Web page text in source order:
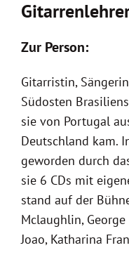
Zur Person:
Gitarristin,
Südosten
sie von Portugal
Deutschland kam.
geworden durch
sie 6 CDs mit
stand auf der
Mclaughlin,
Joao, Katharina